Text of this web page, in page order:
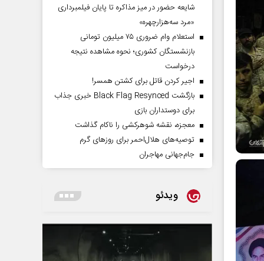
شایعه حضور در میز مذاکره تا پایان فیلمبرداری
«مرد سه‌هزارچهره»
استعلام وام ضروری ۷۵ میلیون تومانی
بازنشستگان کشوری؛ نحوه مشاهده نتیجه
درخواست
اجیر کردن قاتل برای کشتن همسر!
بازگشت Black Flag Resynced خبری جذاب
برای دوستداران بازی
معجزه، نقشه شوهرکشی را ناکام گذاشت
توصیه‌های هلال‌احمر برای روز‌های گرم
جام‌جهانی مهاجران
ویدئو